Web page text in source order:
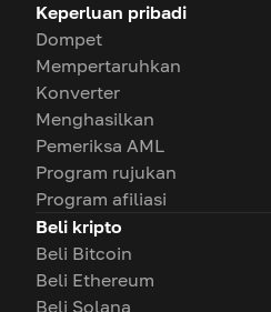
Keperluan pribadi
Dompet
Mempertaruhkan
Konverter
Menghasilkan
Pemeriksa AML
Program rujukan
Program afiliasi
Beli kripto
Beli Bitcoin
Beli Ethereum
Beli Solana